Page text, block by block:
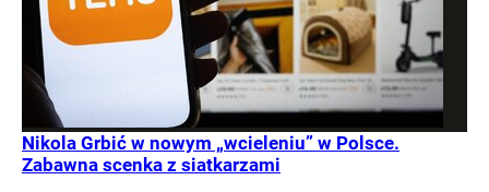
Nikola Grbić w nowym „wcieleniu” w Polsce.
Zabawna scenka z siatkarzami